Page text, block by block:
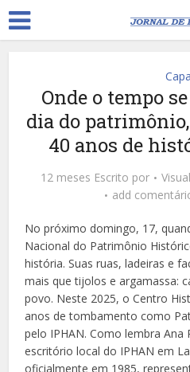
Capa
Onde o tempo
dia do
40 anos de
12 meses Escrito por
add
No próximo domingo, 17,
Nacional do Patrimônio
história. Suas ruas, ladeiras e
mais que tijolos e argamassa:
povo. Neste 2025, o Centro
anos de tombamento como
pelo IPHAN. Como lembra Ana
escritório local do IPHAN em
oficialmente em 1985,